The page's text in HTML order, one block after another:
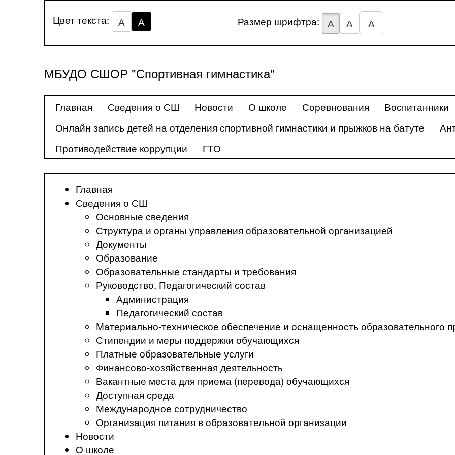
Цвет текста: А А Размер шрифтра: А А А
МБУДО СШОР "Спортивная гимнастика"
Главная Сведения о СШ Новости О школе Соревнования Воспитанники
Онлайн запись детей на отделения спортивной гимнастики и прыжков на батуте
Противодействие коррупции
ГТО
Главная
Сведения о СШ
Основные сведения
Структура и органы управления образовательной организацией
Документы
Образование
Образовательные стандарты и требования
Руководство. Педагогический состав
Администрация
Педагогический состав
Материально-техническое обеспечение и оснащенность образовательного
Стипендии и меры поддержки обучающихся
Платные образовательные услуги
Финансово-хозяйственная деятельность
Вакантные места для приема (перевода) обучающихся
Доступная среда
Международное сотрудничество
Организация питания в образовательной организации
Новости
О школе